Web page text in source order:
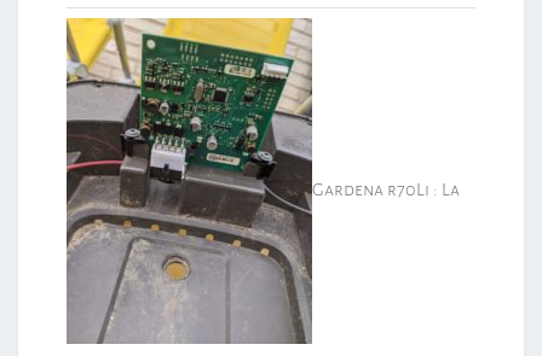
Gardena r70Li : La